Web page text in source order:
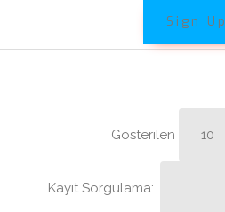
Sign Up
Gösterilen
Kayıt Sorgulama: